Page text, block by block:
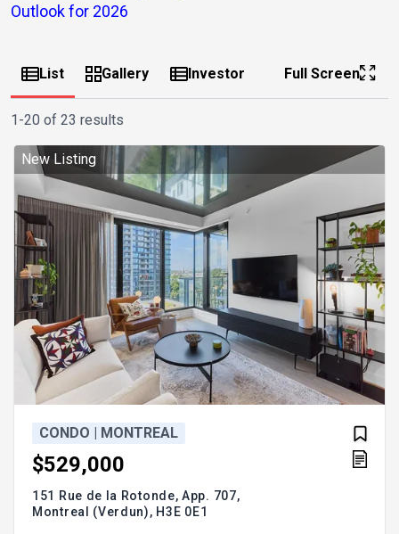
Outlook for 2026
List Gallery Investor Full Screen
1-20 of 23 results
New Listing
CONDO | MONTREAL
$529,000
151 Rue de la Rotonde, App. 707,
Montreal (Verdun), H3E 0E1